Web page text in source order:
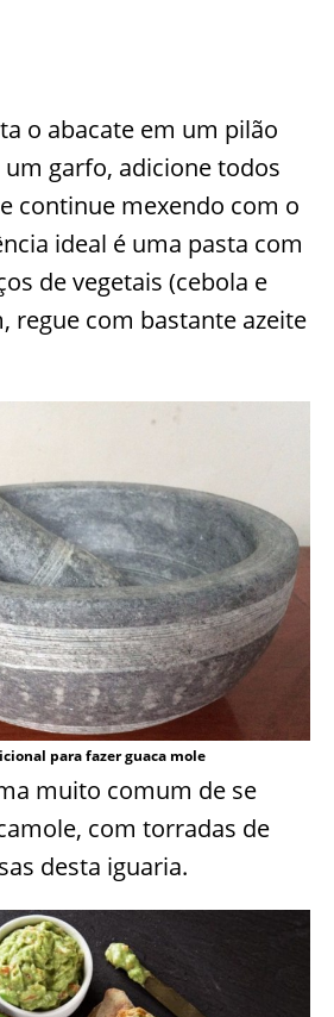
o abacate em um pilão
garfo, adicione todos
continue mexendo com o
ideal é uma pasta com
de vegetais (cebola e
regue com bastante azeite
para fazer guaca mole
muito comum de se
com torradas de
desta iguaria.